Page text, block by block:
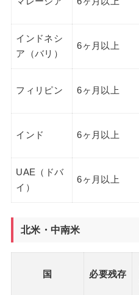
インドネシ
ア（バリ）
6ヶ月以上
フィリピン 6ヶ月以上
インド 6ヶ月以上
UAE（ドバ
イ）
6ヶ月以上
北米・中南米
国 必要残存